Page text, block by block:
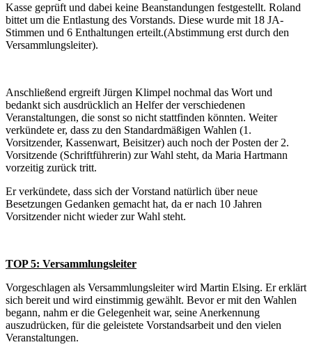
Kasse geprüft und dabei keine Beanstandungen festgestellt. Roland
bittet um die Entlastung des Vorstands. Diese wurde mit 18 JA-
Stimmen und 6 Enthaltungen erteilt.(Abstimmung erst durch den
Versammlungsleiter).
Anschließend ergreift Jürgen Klimpel nochmal das Wort und
bedankt sich ausdrücklich an Helfer der verschiedenen
Veranstaltungen, die sonst so nicht stattfinden könnten. Weiter
verkündete er, dass zu den Standardmäßigen Wahlen (1.
Vorsitzender, Kassenwart, Beisitzer) auch noch der Posten der 2.
Vorsitzende (Schriftführerin) zur Wahl steht, da Maria Hartmann
vorzeitig zurück tritt.
Er verkündete, dass sich der Vorstand natürlich über neue
Besetzungen Gedanken gemacht hat, da er nach 10 Jahren
Vorsitzender nicht wieder zur Wahl steht.
TOP 5: Versammlungsleiter
Vorgeschlagen als Versammlungsleiter wird Martin Elsing. Er erklärt
sich bereit und wird einstimmig gewählt. Bevor er mit den Wahlen
begann, nahm er die Gelegenheit war, seine Anerkennung
auszudrücken, für die geleistete Vorstandsarbeit und den vielen
Veranstaltungen.